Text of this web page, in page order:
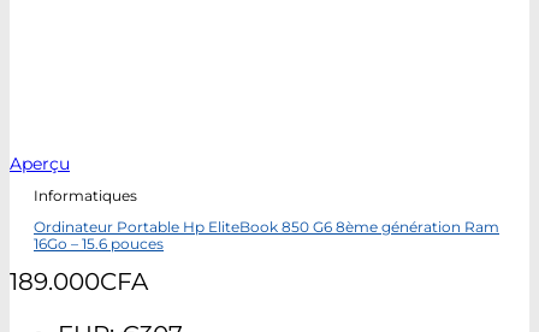
Aperçu
Informatiques
Ordinateur Portable Hp EliteBook 850 G6 8ème génération Ram
16Go – 15.6 pouces
189.000CFA